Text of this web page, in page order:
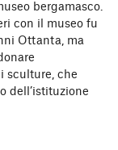
bergamasco.
con il museo fu
Ottanta, ma
sculture, che
dell’istituzione